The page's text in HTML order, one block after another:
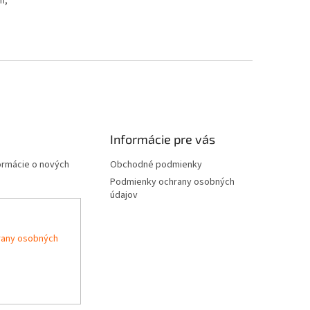
o nových
osobných
Informácie pre vás
Obchodné podmienky
Podmienky ochrany osobných
údajov